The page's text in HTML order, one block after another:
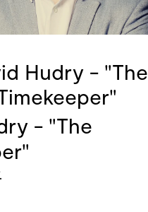
Hudry - "The
- "The